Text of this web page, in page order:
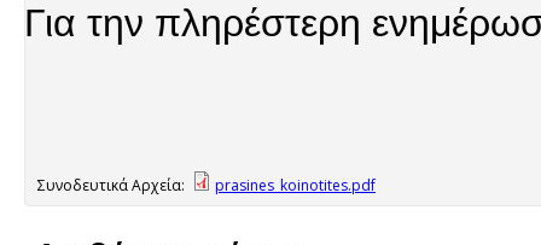
Για την πληρέστερη
Συνοδευτικά Αρχεία: prasines_koinotites.pdf